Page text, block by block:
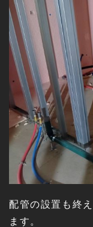
配管の設置も終
ます。